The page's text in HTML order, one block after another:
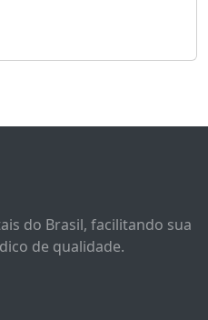
do Brasil, facilitando sua
de qualidade.